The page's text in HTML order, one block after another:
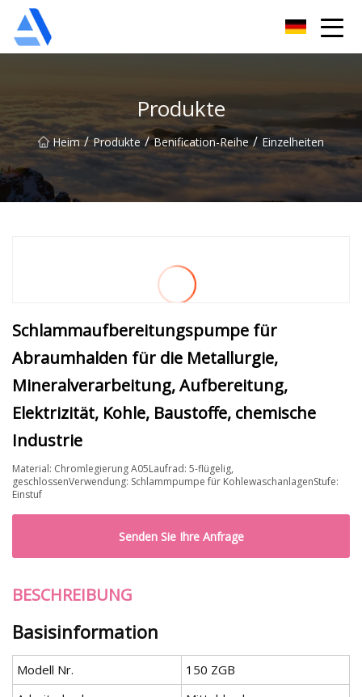
Produkte
Heim / Produkte / Benification-Reihe / Einzelheiten
Schlammaufbereitungspumpe für
Abraumhalden für die Metallurgie,
Mineralverarbeitung, Aufbereitung,
Elektrizität, Kohle, Baustoffe, chemische
Industrie
Material: Chromlegierung A05Laufrad: 5-flügelig,
geschlossenVerwendung: Schlammpumpe für KohlewaschanlagenStufe:
Einstuf
Senden Sie Ihre Anfrage
BESCHREIBUNG
Basisinformation
Modell Nr.
150 ZGB